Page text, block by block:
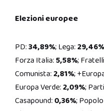
Elezioni europee
PD:34,89%; Lega: 29,46%
Forza Italia: 5,58%;
Comunista: 2,81%;
Europa Verde: 2,09%;
Casapound: 0,36%;